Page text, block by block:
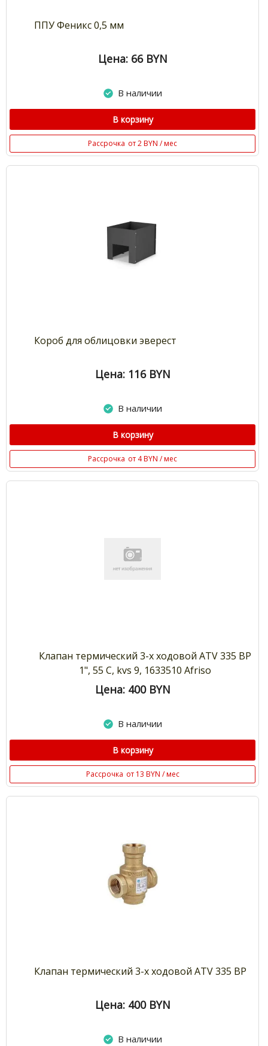
ППУ Феникс 0,5 мм
Цена: 66 BYN
В наличии
В корзину
Рассрочка от 2 BYN / мес
Короб для облицовки эверест
Цена: 116 BYN
В наличии
В корзину
Рассрочка от 4 BYN / мес
Клапан термический 3-х ходовой ATV 335 ВР
1", 55 С, kvs 9, 1633510 Afriso
Цена: 400 BYN
В наличии
В корзину
Рассрочка от 13 BYN / мес
Клапан термический 3-х ходовой ATV 335 ВР
Цена: 400 BYN
В наличии